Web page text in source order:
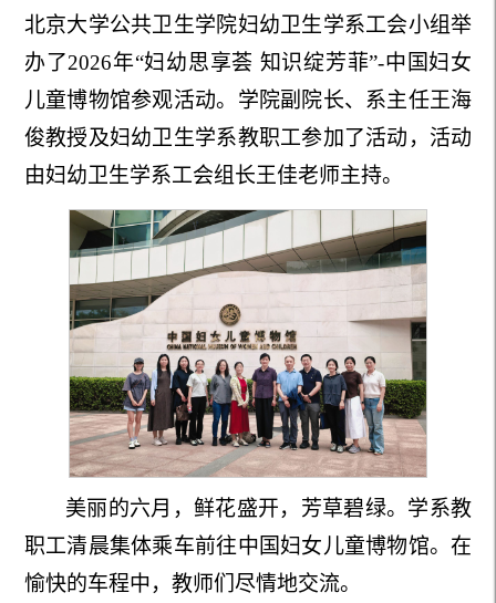
北京大学公共卫生学院妇幼卫生学系工会小组举
办了2026年“妇幼思享荟 知识绽芳菲”-中国妇女
儿童博物馆参观活动。学院副院长、系主任王海
俊教授及妇幼卫生学系教职工参加了活动，活动
由妇幼卫生学系工会组长王佳老师主持。
美丽的六月 ， 鲜花盛开，芳草碧绿。 学系教
职工清晨集体乘车前往中国妇女儿童博物馆。在
愉快的车程中，教师们尽情地交流。